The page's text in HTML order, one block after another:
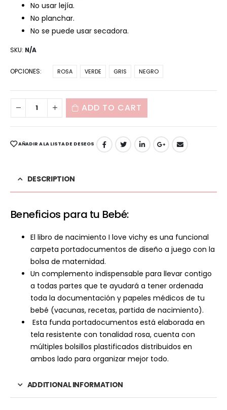
No usar lejía.
No planchar.
No se puede usar secadora.
SKU: N/A
OPCIONES ROSA VERDE GRIS NEGRO
ADD TO CART
AÑADIR A LA LISTA DE DESEOS
DESCRIPTION
Beneficios para tu Bebé:
El libro de nacimiento I love vichy es una funcional
carpeta portadocumentos de diseño a juego con la
bolsa de maternidad.
Un complemento indispensable para llevar contigo
a todas partes que te ayudará a tener ordenada
toda la documentación y papeles médicos de tu
bebé (vacunas, recetas, partida de nacimiento).
Esta funda portadocumentos está elaborada en
tela resistente con tonalidad rosa, cuenta con
múltiples bolsillos plastificados distribuidos en
ambos lado para organizar mejor todo.
ADDITIONAL INFORMATION